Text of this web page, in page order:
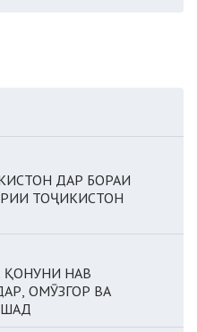
ДАР БОРАИ
ТОҶИКИСТОН
ҚОНУНИ НАВ
ОМӮЗГОР ВА